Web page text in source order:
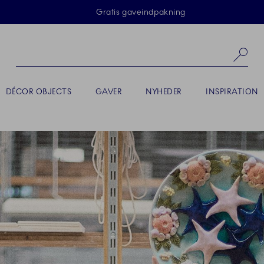
Skip Navigation
Gratis gaveindpakning
DÉCOR OBJECTS GAVER NYHEDER INSPIRATION